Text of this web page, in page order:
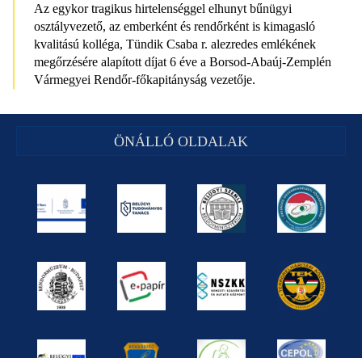
Az egykor tragikus hirtelenséggel elhunyt bűnügyi
osztályvezető, az emberként és rendőrként is kimagasló
kvalitású kolléga, Tündik Csaba r. alezredes emlékének
megőrzésére alapított díjat 6 éve a Borsod-Abaúj-Zemplén
Vármegyei Rendőr-főkapitányság vezetője.
ÖNÁLLÓ OLDALAK